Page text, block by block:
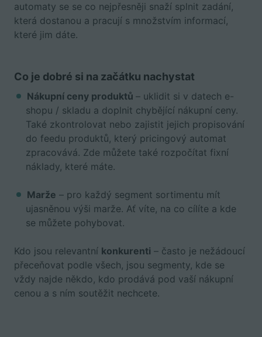
automaty se se co nejpřesněji snaží splnit zadání,
která dostanou a pracují s množstvím informací,
které jim dáte.
Co je dobré si na začátku nachystat
Nákupní ceny produktů – uklidit si v datech e-
shopu / skladu a doplnit chybějící nákupní ceny.
Také zkontrolovat nebo zajistit jejich propisování
do feedu produktů, který pricingový automat
zpracovává. Zde můžete také rozpočítat fixní
náklady, které máte.
Marže – pro každý segment sortimentu mít
ujasněnou výši marže. Ať víte, na co cílíte a kde
se můžete pohybovat.
Kdo jsou relevantní konkurenti – často je nežádoucí
přeceňovat podle všech, jsou segmenty, kde se
vždy najde někdo, kdo prodává pod vaší nákupní
cenou a s ním soutěžit nechcete.